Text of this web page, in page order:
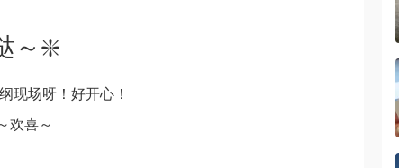
～❇️
现场呀！好开心！
欢喜～